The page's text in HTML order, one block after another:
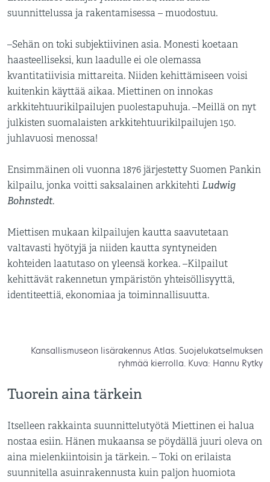
suunnittelussa ja rakentamisessa – muodostuu.
–Sehän on toki subjektiivinen asia. Monesti koetaan
haasteelliseksi, kun laadulle ei ole olemassa
kvantitatiivisia mittareita. Niiden kehittämiseen voisi
kuitenkin käyttää aikaa. Miettinen on innokas
arkkitehtuurikilpailujen puolestapuhuja. –Meillä on nyt
julkisten suomalaisten arkkitehtuurikilpailujen 150.
juhlavuosi menossa!
Ensimmäinen oli vuonna 1876 järjestetty Suomen Pankin
kilpailu, jonka voitti saksalainen arkkitehti Ludwig
Bohnstedt.
Miettisen mukaan kilpailujen kautta saavutetaan
valtavasti hyötyjä ja niiden kautta syntyneiden
kohteiden laatutaso on yleensä korkea. –Kilpailut
kehittävät rakennetun ympäristön yhteisöllisyyttä,
identiteettiä, ekonomiaa ja toiminnallisuutta.
Kansallismuseon lisärakennus Atlas. Suojelukatselmuksen
ryhmää kierrolla. Kuva: Hannu Rytky
Tuorein aina tärkein
Itselleen rakkainta suunnittelutyötä Miettinen ei halua
nostaa esiin. Hänen mukaansa se pöydällä juuri oleva on
aina mielenkiintoisin ja tärkein. – Toki on erilaista
suunnitella asuinrakennusta kuin paljon huomiota